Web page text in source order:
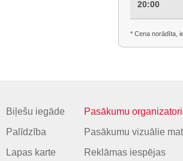
20:00
* Cena norādīta,
Biļešu iegāde
Palīdzība
Lapas karte
Pasākumu
Pasākumu vizuālie
Reklāmas iespējas